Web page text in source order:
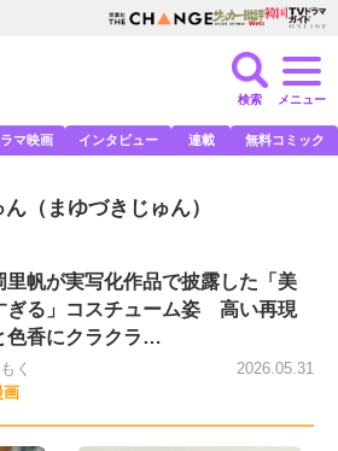
検索 メニュー
ラマ映画 インタビュー 連載 無料コミック
ん （まゆづきじゅん）
里帆が実写化作品で披露した「美
ぎる」コスチューム姿 高い再現
色香にクラクラ…
く
画
2026.05.31